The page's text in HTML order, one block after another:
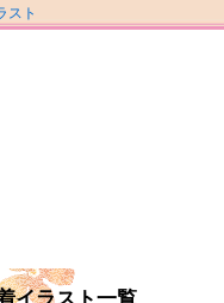
スト
イラスト一覧